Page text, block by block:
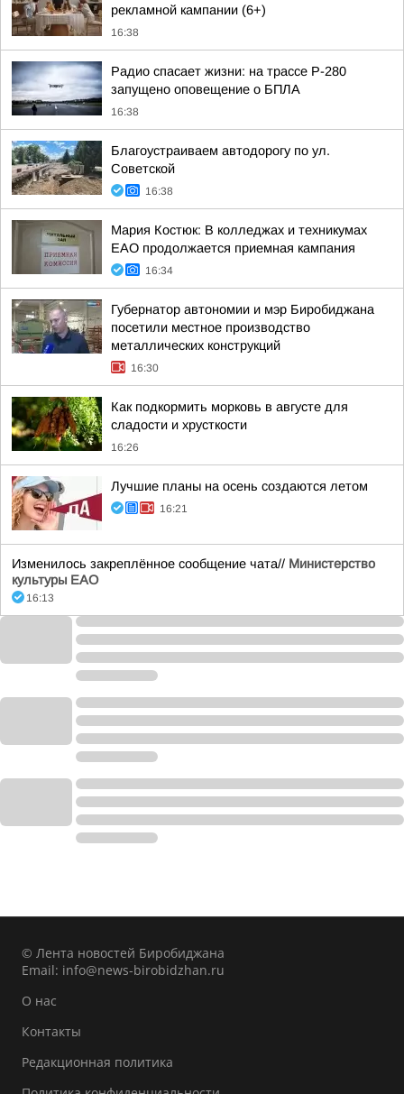
рекламной кампании (6+)
16:38
Радио спасает жизни: на трассе Р-280
запущено оповещение о БПЛА
16:38
Благоустраиваем автодорогу по ул.
Советской
16:38
Мария Костюк: В колледжах и техникумах
ЕАО продолжается приемная кампания
16:34
Губернатор автономии и мэр Биробиджана
посетили местное производство
металлических конструкций
16:30
Как подкормить морковь в августе для
сладости и хрусткости
16:26
Лучшие планы на осень создаются летом
16:21
Изменилось закреплённое сообщение чата// Министерство
культуры ЕАО
16:13
© Лента новостей Биробиджана
Email: info@news-birobidzhan.ru
О нас
Контакты
Редакционная политика